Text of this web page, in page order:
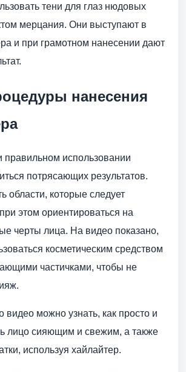
тени для глаз нюдовых
мерцания. Они выступают в
и при грамотном нанесении дают
нанесения
правильном использовании
потрясающих результатов.
области, которые следует
этом ориентироваться на
черты лица. На видео показано,
косметическим средством
частичками, чтобы не
видео можно узнать, как просто и
лицо сияющим и свежим, а также
используя хайлайтер.